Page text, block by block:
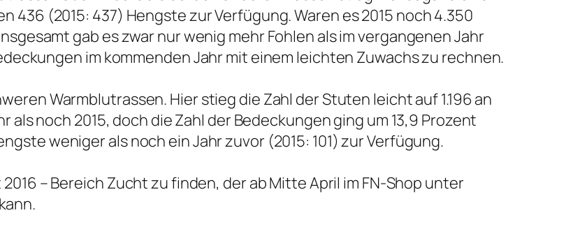
436 (2015: 437) Hengste zur Verfügung. Waren es 2015 noch 4.350
gab es zwar nur wenig mehr Fohlen als im vergangenen Jahr
im kommenden Jahr mit einem leichten Zuwachs zu rechnen.
Warmblutrassen. Hier stieg die Zahl der Stuten leicht auf 1.196 an
als noch 2015, doch die Zahl der Bedeckungen ging um 13,9 Prozent
weniger als noch ein Jahr zuvor (2015: 101) zur Verfügung.
– Bereich Zucht zu finden, der ab Mitte April im FN-Shop unter